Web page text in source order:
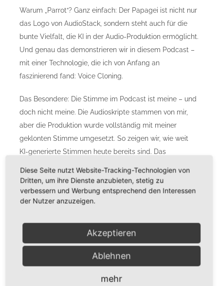
Über mich
Kontakt
Impressum/AGB
Datenschutzerklärung
Warum „Parrot“? Ganz einfach: Der Papagei ist nicht nur
das Logo von AudioStack, sondern steht auch für die
bunte Vielfalt, die KI in der Audio-Produktion ermöglicht.
Und genau das demonstrieren wir in diesem Podcast –
mit einer Technologie, die ich von Anfang an
faszinierend fand: Voice Cloning.
Das Besondere: Die Stimme im Podcast ist meine – und
doch nicht meine. Die Audioskripte stammen von mir,
aber die Produktion wurde vollständig mit meiner
geklonten Stimme umgesetzt. So zeigen wir, wie weit
KI-generierte Stimmen heute bereits sind. Das
Und das Beste: Ich spreche in jeder Sprache perfekt –
zumindest dank KI. Deshalb gibt es den Parrot Podcast
Diese Seite nutzt Website-Tracking-Technologien von
Dritten, um ihre Dienste anzubieten, stetig zu
verbessern und Werbung entsprechend den Interessen
der Nutzer anzuzeigen.
Akzeptieren
Ablehnen
mehr